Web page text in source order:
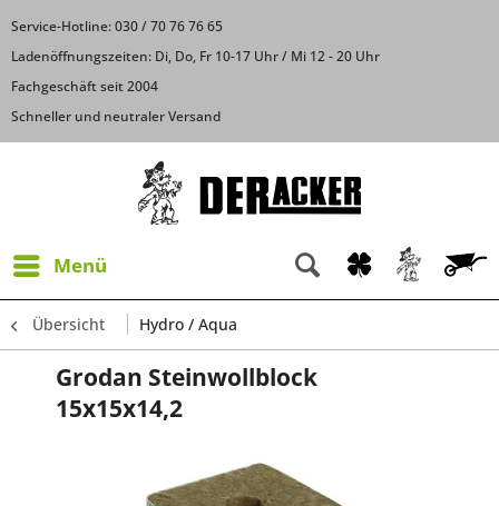
Service-Hotline: 030 / 70 76 76 65
Ladenöffnungszeiten: Di, Do, Fr 10-17 Uhr / Mi 12 - 20 Uhr
Fachgeschäft seit 2004
Schneller und neutraler Versand
Menü
Übersicht Hydro / Aqua
Grodan Steinwollblock
15x15x14,2